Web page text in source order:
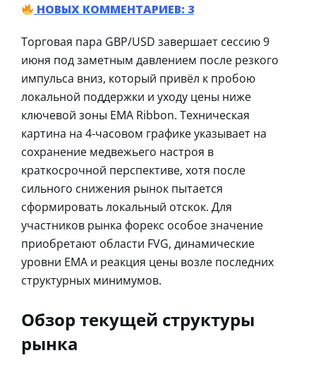
НОВЫХ КОММЕНТАРИЕВ: 3
Торговая пара GBP/USD завершает сессию 9
июня под заметным давлением после резкого
импульса вниз, который привёл к пробою
локальной поддержки и уходу цены ниже
ключевой зоны EMA Ribbon. Техническая
картина на 4-часовом графике указывает на
сохранение медвежьего настроя в
краткосрочной перспективе, хотя после
сильного снижения рынок пытается
сформировать локальный отскок. Для
участников рынка форекс особое значение
приобретают области FVG, динамические
уровни EMA и реакция цены возле последних
структурных минимумов.
Обзор текущей структуры
рынка